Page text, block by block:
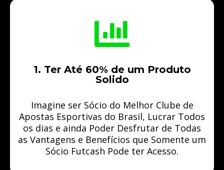
1. Ter Até 60% de um Produto
Solido
Imagine ser Sócio do Melhor Clube de
Apostas Esportivas do Brasil, Lucrar Todos
os dias e ainda Poder Desfrutar de Todas
as Vantagens e Benefícios que Somente um
Sócio Futcash Pode ter Acesso.